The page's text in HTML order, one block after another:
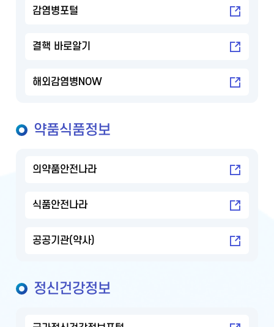
감염병포털
결핵 바로알기
해외감염병NOW
약품식품정보
의약품안전나라
식품안전나라
공공기관(약사)
정신건강정보